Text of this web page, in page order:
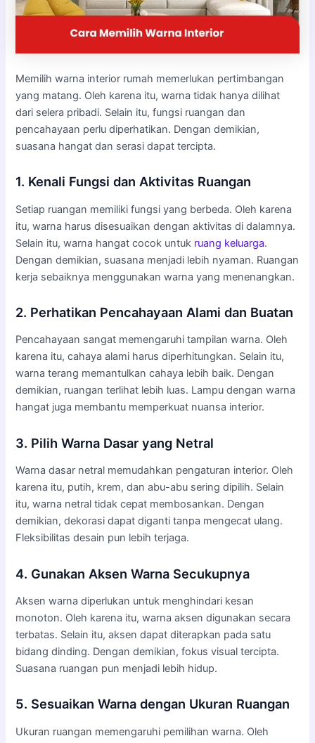
Memilih warna interior rumah memerlukan pertimbangan
yang matang. Oleh karena itu, warna tidak hanya dilihat
dari selera pribadi. Selain itu, fungsi ruangan dan
pencahayaan perlu diperhatikan. Dengan demikian,
suasana hangat dan serasi dapat tercipta.
1. Kenali Fungsi dan Aktivitas Ruangan
Setiap ruangan memiliki fungsi yang berbeda. Oleh karena
itu, warna harus disesuaikan dengan aktivitas di dalamnya.
Selain itu, warna hangat cocok untuk ruang keluarga.
Dengan demikian, suasana menjadi lebih nyaman. Ruangan
kerja sebaiknya menggunakan warna yang menenangkan.
2. Perhatikan Pencahayaan Alami dan Buatan
Pencahayaan sangat memengaruhi tampilan warna. Oleh
karena itu, cahaya alami harus diperhitungkan. Selain itu,
warna terang memantulkan cahaya lebih baik. Dengan
demikian, ruangan terlihat lebih luas. Lampu dengan warna
hangat juga membantu memperkuat nuansa interior.
3. Pilih Warna Dasar yang Netral
Warna dasar netral memudahkan pengaturan interior. Oleh
karena itu, putih, krem, dan abu-abu sering dipilih. Selain
itu, warna netral tidak cepat membosankan. Dengan
demikian, dekorasi dapat diganti tanpa mengecat ulang.
Fleksibilitas desain pun lebih terjaga.
4. Gunakan Aksen Warna Secukupnya
Aksen warna diperlukan untuk menghindari kesan
monoton. Oleh karena itu, warna aksen digunakan secara
terbatas. Selain itu, aksen dapat diterapkan pada satu
bidang dinding. Dengan demikian, fokus visual tercipta.
Suasana ruangan pun menjadi lebih hidup.
5. Sesuaikan Warna dengan Ukuran Ruangan
Ukuran ruangan memengaruhi pemilihan warna. Oleh